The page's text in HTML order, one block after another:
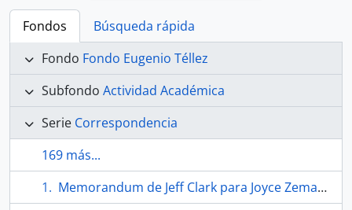
Fondos
Búsqueda rápida
Fondo Fondo Eugenio Téllez
Subfondo Actividad Académica
Serie Correspondencia
169 más...
Memorandum de Jeff Clark para Joyce Zemans.